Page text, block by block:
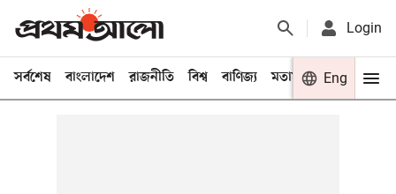
Login
সর্বশেষ বাংলাদেশ রাজনীতি বিশ্ব বাণিজ্য মতামত খেলা
Eng